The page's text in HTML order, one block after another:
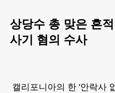
상당수 총 맞은 흔
사기 혐의 수사
캘리포니아의 한 '안락사